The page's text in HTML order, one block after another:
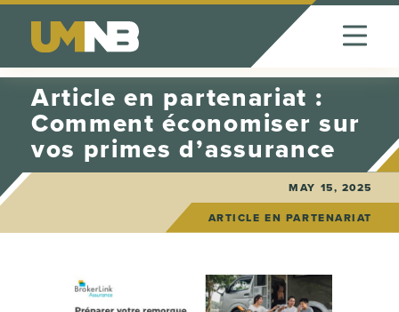
Skip to Content
Article en partenariat :
Comment économiser sur
vos primes d’assurance
MAY 15, 2025
ARTICLE EN PARTENARIAT